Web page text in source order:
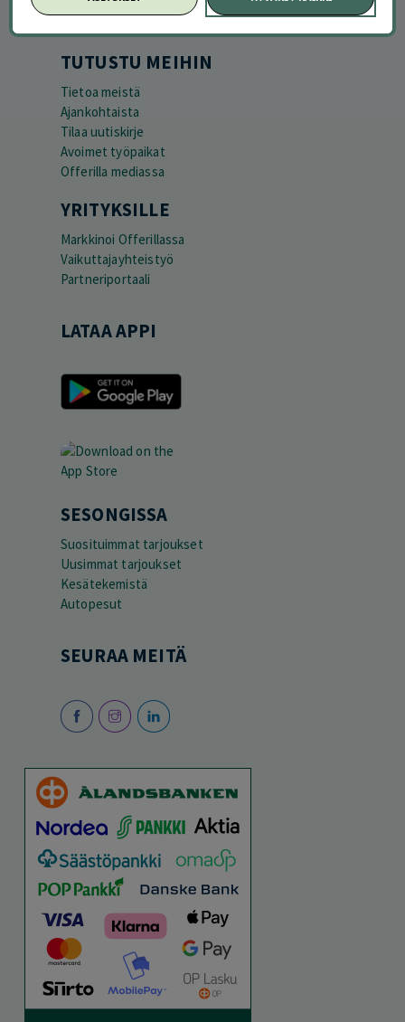
Usein kysytyt kysymykset
TUTUSTU MEIHIN
Tietoa meistä
Ajankohtaista
Tilaa uutiskirje
Avoimet työpaikat
Offerilla mediassa
YRITYKSILLE
Markkinoi Offerillassa
Vaikuttajayhteistyö
Partneriportaali
LATAA APPI
SESONGISSA
Suosituimmat tarjoukset
Uusimmat tarjoukset
Kesätekemistä
Autopesut
SEURAA MEITÄ